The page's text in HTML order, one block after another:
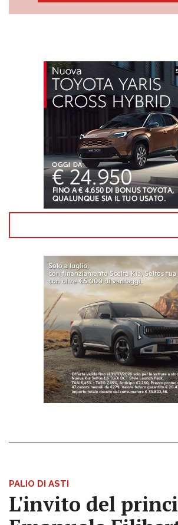
PALIO DI ASTI
L'invito del